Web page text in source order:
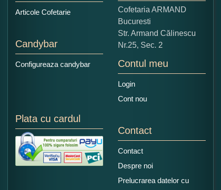
Copiati alaturi numarul din imagine:
Articole Cofetarie
Candybar
Configureaza candybar
Cofetaria ARMAND
Bucuresti
Str. Armand Călinescu
Nr.25, Sec. 2
Contul meu
Login
Cont nou
Plata cu cardul
Contact
Contact
Despre noi
Prelucrarea datelor cu